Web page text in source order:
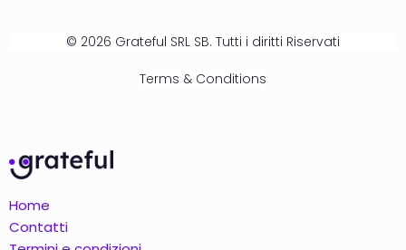
© 2026 Grateful SRL SB. Tutti i diritti Riservati
Terms & Conditions
Home
Contatti